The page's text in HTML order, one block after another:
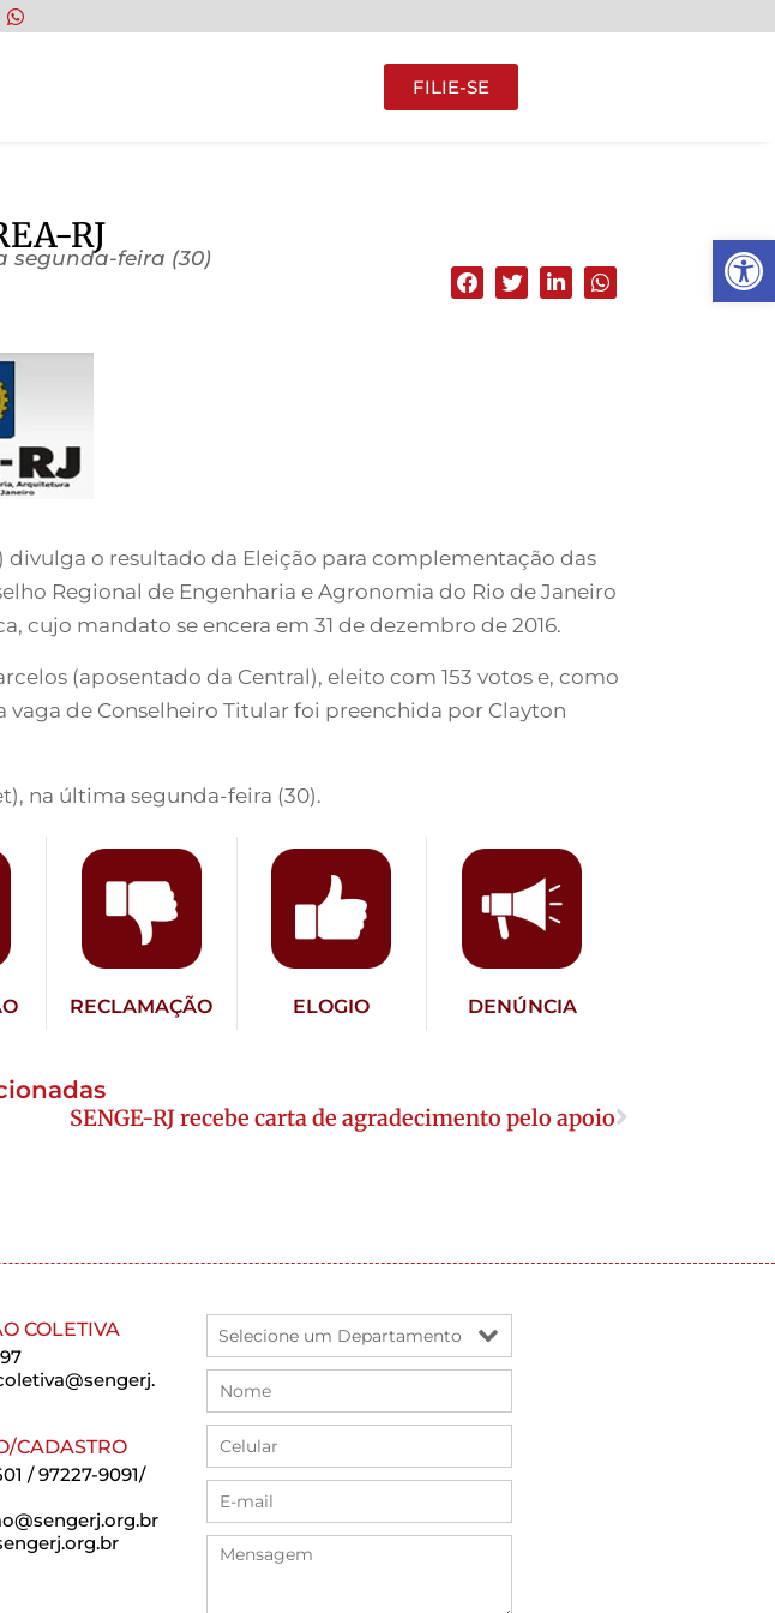
Abrir
FILIE-SE
RJ
segunda-feira (30)
divulga o resultado da Eleição para complementação das
Regional de Engenharia e Agronomia do Rio de Janeiro
cujo mandato se encera em 31 de dezembro de 2016.
(aposentado da Central), eleito com 153 votos e, como
vaga de Conselheiro Titular foi preenchida por Clayton
na última segunda-feira (30).
RECLAMAÇÃO ELOGIO DENÚNCIA
SENGE-RJ recebe carta de agradecimento pelo apoio
COLETIVA
CADASTRO
/ 97227-9091/